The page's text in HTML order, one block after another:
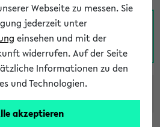
I J K L M N O
X Y
Z
Webseite zu messen. Sie
jederzeit unter
einsehen und mit der
widerrufen. Auf der Seite
Informationen zu den
und Technologien.
akzeptieren